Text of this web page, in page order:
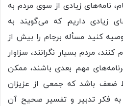
نامه‌های زیادی از سوی مردم به
زیادی داریم که می‌گویند به
کنید مسأله برجام را بیش از
مردم بسیار نگرانند، سزاوار
مهم بعدی باشند، ممکن
ضعف باشد که جمعی از عزیزان
به فکر تدبیر و تفسیر صحیح آن